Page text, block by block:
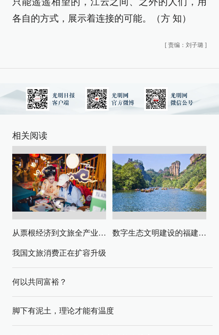
各自的方式，展示着连接的可能。（方 知）
[ 责编：刘子璐 ]
相关阅读
从票根经济到文旅全产业链升级 数字生态文明建设的福建路径与启示
我国文旅消费正在扩容升级
何以共同富裕？
脚下有泥土，理论才能有温度